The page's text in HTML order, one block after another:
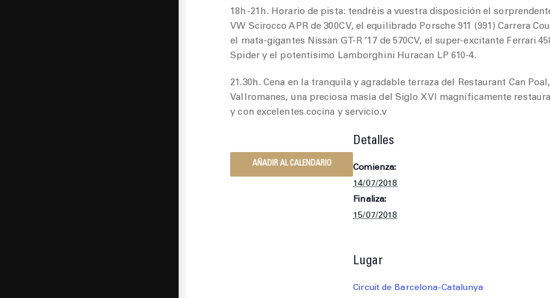
18h-21h. Horario de pista: tendréis a vuestra disposición el
VW Scirocco APR de 300CV, el equilibrado Porsche 911 (991) Carrera
el mata-gigantes Nissan GT-R ’17 de 570CV, el super-excitante Ferrari
Spider y el potentísimo Lamborghini Huracan LP 610-4.
21.30h. Cena en la tranquila y agradable terraza del Restaurant Can
Vallromanes, una preciosa masía del Siglo XVI magníficamente
y con excelentes cocina y servicio.v
AÑADIR AL CALENDARIO
Detalles
Comienza:
14/07/2018
Finaliza:
15/07/2018
Lugar
Circuit de Barcelona-Catalunya